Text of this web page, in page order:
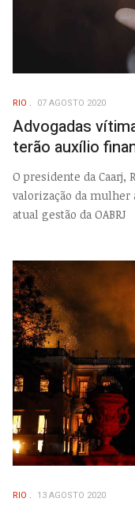
RIO 07 AGOSTO 2020
Advogadas
terão auxílio
O presidente da Caarj,
valorização da mulher
atual gestão da OABRJ
RIO 13 AGOSTO 2020